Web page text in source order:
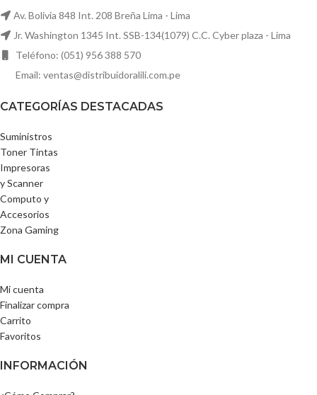
Av. Bolivia 848 Int. 208 Breña Lima - Lima
Jr. Washington 1345 Int. SSB-134(1079) C.C. Cyber plaza - Lima
Teléfono: (051) 956 388 570
Email: ventas@distribuidoralili.com.pe
CATEGORÍAS DESTACADAS
Suministros
Toner Tintas
Impresoras
y Scanner
Computo y
Accesorios
Zona Gaming
MI CUENTA
Mi cuenta
Finalizar compra
Carrito
Favoritos
INFORMACIÓN